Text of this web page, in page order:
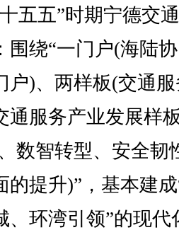
五”时期宁德交
围绕“一门户(海陆
户)、两样板(交通
通服务产业发展样
数智转型、安全韧
的提升)”，基本建
、环湾引领”的现代